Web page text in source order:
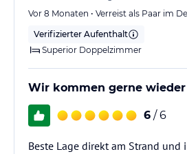
Vor 8 Monaten • Verreist als Paar im
Verifizierter Aufenthalt
Superior Doppelzimmer
Wir kommen gerne wieder
6 / 6
Beste Lage direkt am Strand und